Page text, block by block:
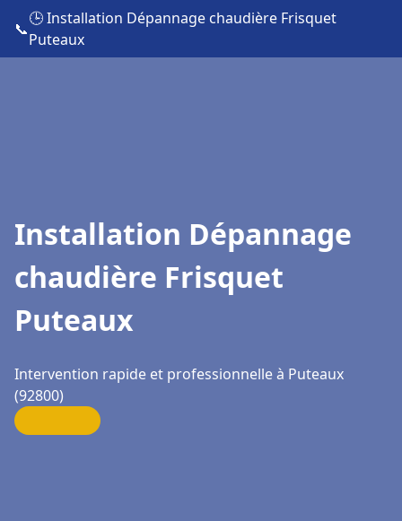
📞
🕒 Installation Dépannage chaudière Frisquet
Puteaux
Installation Dépannage
chaudière Frisquet
Puteaux
Intervention rapide et professionnelle à Puteaux
(92800)